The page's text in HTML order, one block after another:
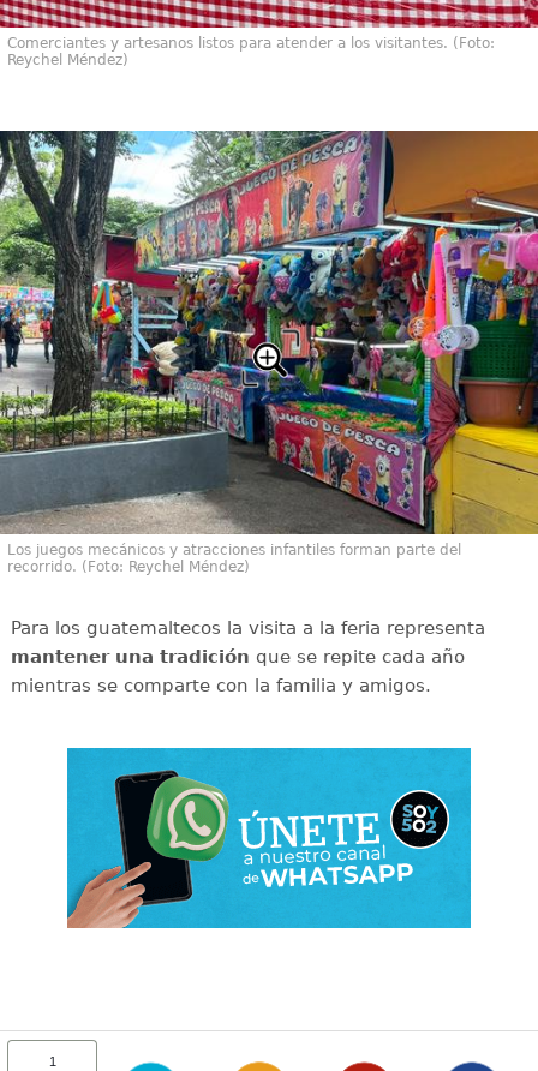
Comerciantes y artesanos listos para atender a los visitantes. (Foto:
Reychel Méndez)
Los juegos mecánicos y atracciones infantiles forman parte del
recorrido. (Foto: Reychel Méndez)
Para los guatemaltecos la visita a la feria representa
mantener una tradición que se repite cada año
mientras se comparte con la familia y amigos.
1